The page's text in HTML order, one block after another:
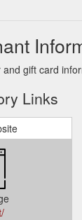
gift card
Links